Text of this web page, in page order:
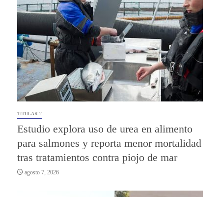
TITULAR 2
Estudio explora uso de urea en alimento
para salmones y reporta menor mortalidad
tras tratamientos contra piojo de mar
agosto 7, 2026